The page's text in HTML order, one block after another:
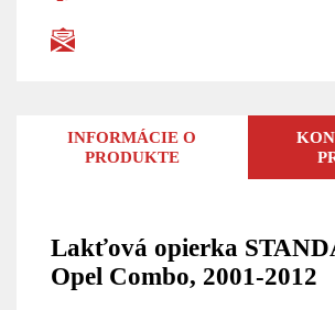
INFORMÁCIE O
PRODUKTE
Lakťová opierka
Opel Combo, 2001-2012